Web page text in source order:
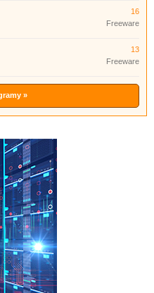
16
Freeware
13
Freeware
»